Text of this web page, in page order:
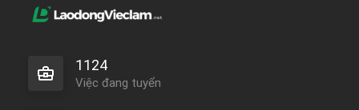
1124
Việc đang tuyển